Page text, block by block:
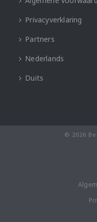
Privacyverklaring
Partners
Nederlands
Duits
© 2026